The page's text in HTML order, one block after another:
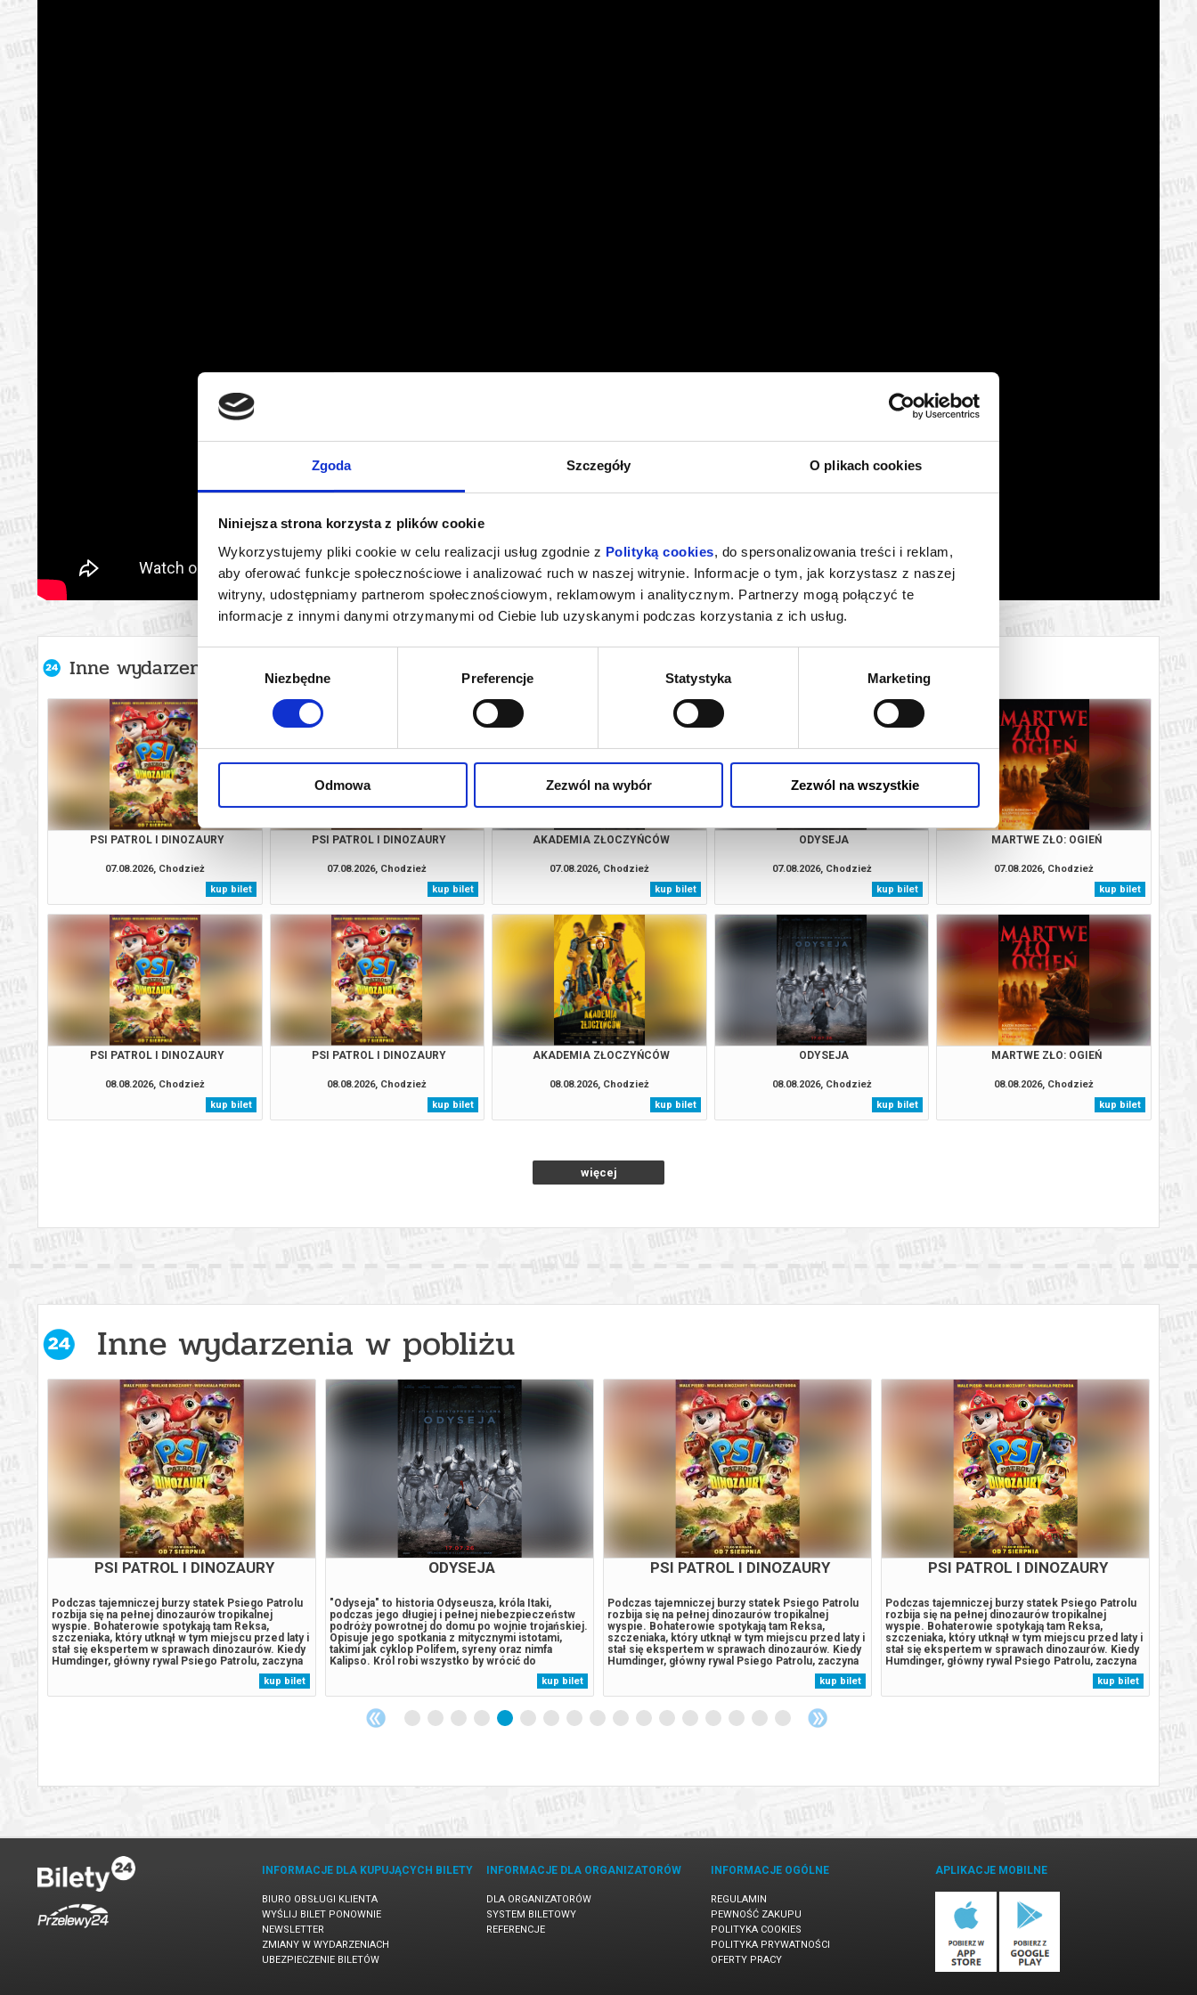
Zgoda Szczegóły O plikach cookies
Niniejsza strona korzysta z plików cookie
Wykorzystujemy pliki cookie w celu realizacji usług zgodnie z Polityką cookies, do spersonalizowania treści i reklam,
aby oferować funkcje społecznościowe i analizować ruch w naszej witrynie. Informacje o tym, jak korzystasz z naszej
witryny, udostępniamy partnerom społecznościowym, reklamowym i analitycznym. Partnerzy mogą połączyć te
informacje z innymi danymi otrzymanymi od Ciebie lub uzyskanymi podczas korzystania z ich usług.
Niezbędne Preferencje Statystyka Marketing
Odmowa Zezwól na wybór Zezwól na wszystkie
Inne wydarzenia organizatora
PSI PATROL I DINOZAURY
07.08.2026, Chodzież
kup bilet
PSI PATROL I DINOZAURY
07.08.2026, Chodzież
kup bilet
AKADEMIA ZŁOCZYŃCÓW
07.08.2026, Chodzież
kup bilet
ODYSEJA
07.08.2026, Chodzież
kup bilet
MARTWE ZŁO: OGIEŃ
07.08.2026, Chodzież
kup bilet
PSI PATROL I DINOZAURY
08.08.2026, Chodzież
kup bilet
PSI PATROL I DINOZAURY
08.08.2026, Chodzież
kup bilet
AKADEMIA ZŁOCZYŃCÓW
08.08.2026, Chodzież
kup bilet
ODYSEJA
08.08.2026, Chodzież
kup bilet
MARTWE ZŁO: OGIEŃ
08.08.2026, Chodzież
kup bilet
więcej
Inne wydarzenia w pobliżu
PSI PATROL I DINOZAURY
Podczas tajemniczej burzy statek Psiego Patrolu
rozbija się na pełnej dinozaurów tropikalnej
wyspie. Bohaterowie spotykają tam Reksa,
szczeniaka, który utknął w tym miejscu przed laty i
stał się ekspertem w sprawach dinozaurów. Kiedy
Humdinger, główny rywal Psiego Patrolu, zaczyna
lekkomyślnie eksploatować zasoby naturalne
wyspy, doprowadza do wybuchu ogromnego,
uśpionego od lat wulkanu. Psi Patrol...
kup bilet
ODYSEJA
"Odyseja" to historia Odyseusza, króla Itaki,
podczas jego długiej i pełnej niebezpieczeństw
podróży powrotnej do domu po wojnie trojańskiej.
Opisuje jego spotkania z mitycznymi istotami,
takimi jak cyklop Polifem, syreny oraz nimfa
Kalipso. Król robi wszystko by wrócić do
ukochanej żony Penelopy. Czas trwania: 173 minut
Bezpieczne zakupy w Bilety24. W przypadku...
kup bilet
PSI PATROL I DINOZAURY
Podczas tajemniczej burzy statek Psiego Patrolu
rozbija się na pełnej dinozaurów tropikalnej
wyspie. Bohaterowie spotykają tam Reksa,
szczeniaka, który utknął w tym miejscu przed laty i
stał się ekspertem w sprawach dinozaurów. Kiedy
Humdinger, główny rywal Psiego Patrolu, zaczyna
lekkomyślnie eksploatować zasoby naturalne
wyspy, doprowadza do wybuchu ogromnego,
uśpionego od lat wulkanu. Psi Patrol...
kup bilet
PSI PATROL I DINOZAURY
Podczas tajemniczej burzy statek Psiego Patrolu
rozbija się na pełnej dinozaurów tropikalnej
wyspie. Bohaterowie spotykają tam Reksa,
szczeniaka, który utknął w tym miejscu przed laty i
stał się ekspertem w sprawach dinozaurów. Kiedy
Humdinger, główny rywal Psiego Patrolu, zaczyna
lekkomyślnie eksploatować zasoby naturalne
wyspy, doprowadza do wybuchu ogromnego,
uśpionego od lat wulkanu. Psi Patrol...
kup bilet
INFORMACJE DLA KUPUJĄCYCH BILETY
BIURO OBSŁUGI KLIENTA
WYŚLIJ BILET PONOWNIE
NEWSLETTER
ZMIANY W WYDARZENIACH
UBEZPIECZENIE BILETÓW
INFORMACJE DLA ORGANIZATORÓW
DLA ORGANIZATORÓW
SYSTEM BILETOWY
REFERENCJE
INFORMACJE OGÓLNE
REGULAMIN
PEWNOŚĆ ZAKUPU
POLITYKA COOKIES
POLITYKA PRYWATNOŚCI
OFERTY PRACY
APLIKACJE MOBILNE